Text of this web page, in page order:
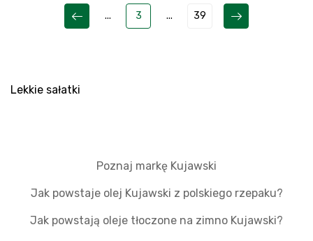
... 3 ... 39
Lekkie sałatki
Poznaj markę Kujawski
Jak powstaje olej Kujawski z polskiego rzepaku?
Jak powstają oleje tłoczone na zimno Kujawski?